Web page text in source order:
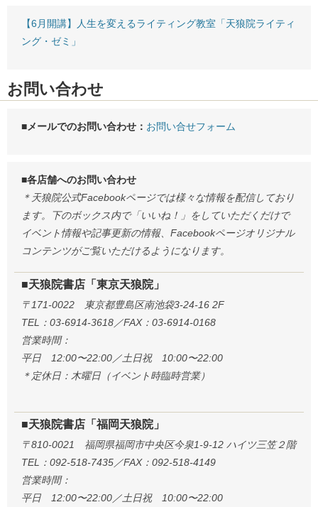
【6月開講】人生を変えるライティング教室「天狼院ライティ
ング・ゼミ」
お問い合わせ
■メールでのお問い合わせ： お問い合せフォーム
■各店舗へのお問い合わせ
＊天狼院公式Facebookページでは様々な情報を配信しており
ます。下のボックス内で「いいね！」をしていただくだけで
イベント情報や記事更新の情報、Facebookページオリジナル
コンテンツがご覧いただけるようになります。
■天狼院書店「東京天狼院」
〒171-0022 東京都豊島区南池袋3-24-16 2F
TEL：03-6914-3618／FAX：03-6914-0168
営業時間：
平日 12:00〜22:00／土日祝 10:00〜22:00
＊定休日：木曜日（イベント時臨時営業）
■天狼院書店「福岡天狼院」
〒810-0021 福岡県福岡市中央区今泉1-9-12 ハイツ三笠２階
TEL：092-518-7435／FAX：092-518-4149
営業時間：
平日 12:00〜22:00／土日祝 10:00〜22:00